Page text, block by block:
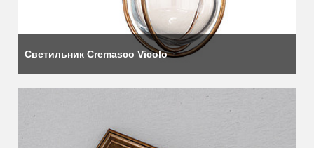
Светильник Cremasco Vicolo